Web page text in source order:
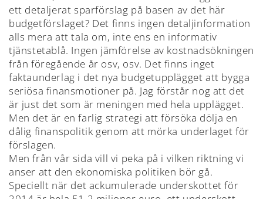
ett detaljerat sparförslag på basen av det här
budgetförslaget? Det finns ingen detaljinformation
alls mera att tala om, inte ens en informativ
tjänstetablå. Ingen jämförelse av kostnadsökningen
från föregående år osv, osv. Det finns inget
faktaunderlag i det nya budgetupplägget att bygga
seriösa finansmotioner på. Jag förstår nog att det
är just det som är meningen med hela upplägget.
Men det är en farlig strategi att försöka dölja en
dålig finanspolitik genom att mörka underlaget för
förslagen.
Men från vår sida vill vi peka på i vilken riktning vi
anser att den ekonomiska politiken bör gå.
Speciellt när det ackumulerade underskottet för